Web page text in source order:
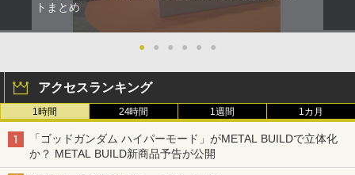
トまとめ
● ● ● ● ● ●
アクセスランキング
1時間 24時間 1週間 1カ月
「ゴッドガンダム ハイパーモード」がMETAL BUILDで立体化
か？ METAL BUILD新商品予告が公開